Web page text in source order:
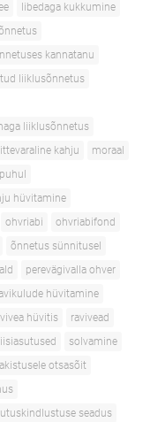
libedaga kukkumine
kannatanu
liiklusõnnetus
liiklusõnnetus
kahju
moraal
hüvitamine
ohvriabi
ohvriabifond
õnnetus sünnitusel
perevägivalla ohver
hüvitamine
hüvitis
ravivead
solvamine
otsasõit
seadus